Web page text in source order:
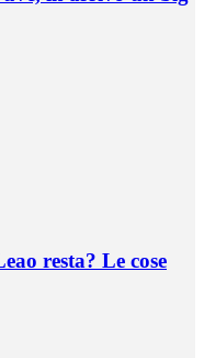
resta? Le cose